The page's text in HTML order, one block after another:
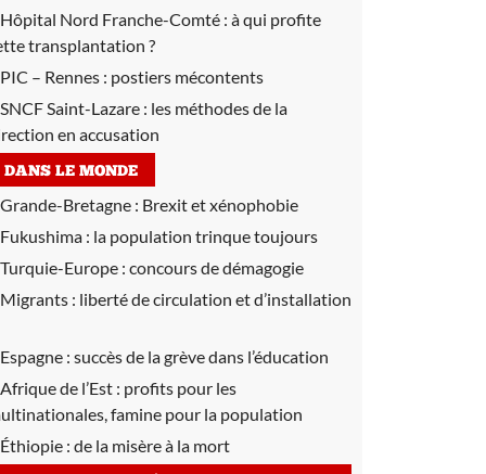
Hôpital Nord Franche-Comté : à qui profite
transplantation ?
PIC – Rennes : postiers mécontents
SNCF Saint-Lazare : les méthodes de la
en accusation
DANS LE MONDE
Grande-Bretagne : Brexit et xénophobie
Fukushima : la population trinque toujours
Turquie-Europe : concours de démagogie
Migrants : liberté de circulation et d’installation
Espagne : succès de la grève dans l’éducation
Afrique de l’Est : profits pour les
famine pour la population
Éthiopie : de la misère à la mort